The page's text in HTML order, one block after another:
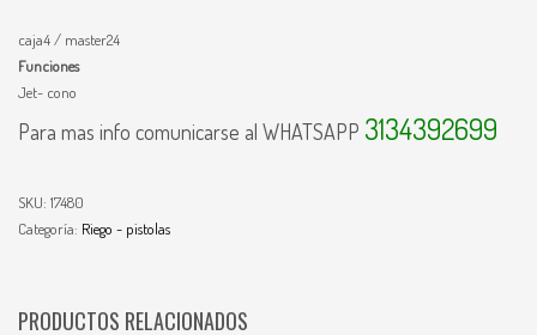
caja4 / master24
Funciones
Jet- cono
Para mas info comunicarse al WHATSAPP 3134392699
SKU: 17480
Categoría: Riego - pistolas
PRODUCTOS RELACIONADOS